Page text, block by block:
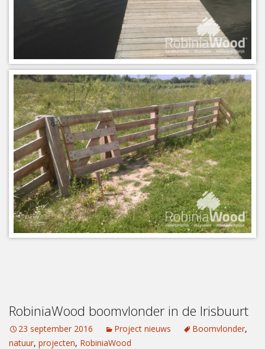
RobiniaWood boomvlonder in de Irisbuurt
23 september 2016 Project nieuws Boomvlonder,
natuur, projecten, RobiniaWood